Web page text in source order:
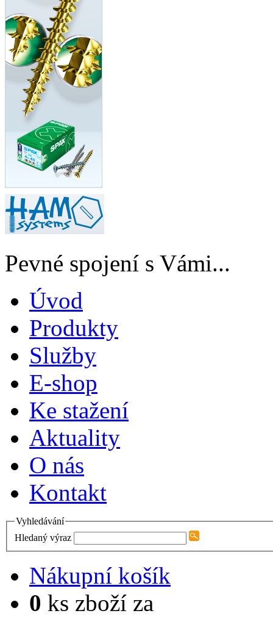
Pevné spojení s Vámi...
Úvod
Produkty
Služby
E-shop
Ke stažení
Aktuality
O nás
Kontakt
Vyhledávání
Hledaný výraz
Nákupní košík
0 ks zboží za